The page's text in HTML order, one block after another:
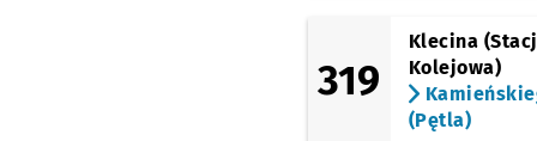
319
Klecina
Kolejowa)
(Pętla)